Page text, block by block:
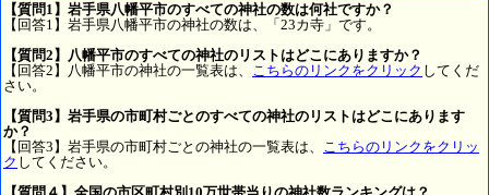
【質問1】岩手県八幡平市のすべての神社の数は何社ですか？
【回答1】岩手県八幡平市の神社の数は、「23カ寺」です。
【質問2】八幡平市のすべての神社のリストはどこにありますか？
【回答2】八幡平市の神社の一覧表は、 こちらのリンクをクリック してくだ
さい。
【質問3】岩手県の市町村ごとのすべての神社のリストはどこにあります
か？
【回答3】岩手県の市町村ごとの神社の一覧表は、 こちらのリンクをクリッ
ク してください。